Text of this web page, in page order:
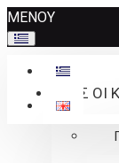
Σημείωση:
Αυτός
ο
ιστότοπος
περιλαμβάνει
ΜΕΝΟΥ
ΟΛΕΣ ΟΙ